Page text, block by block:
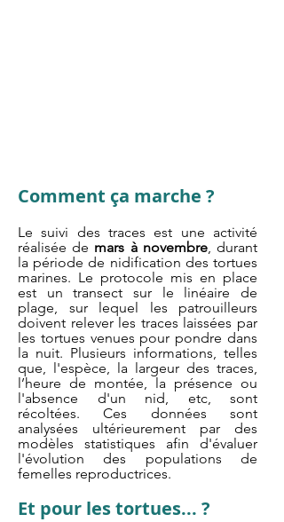
Comment ça marche ?
Le suivi des traces est une activité
réalisée de mars à novembre, durant
la période de nidification des tortues
marines. Le protocole mis en place
est un transect sur le linéaire de
plage, sur lequel les patrouilleurs
doivent relever les traces laissées par
les tortues venues pour pondre dans
la nuit. Plusieurs informations, telles
que, l'espèce, la largeur des traces,
l’heure de montée, la présence ou
l'absence d'un nid, etc, sont
récoltées. Ces données sont
analysées ultérieurement par des
modèles statistiques afin d'évaluer
l'évolution des populations de
femelles reproductrices.
Et pour les tortues... ?